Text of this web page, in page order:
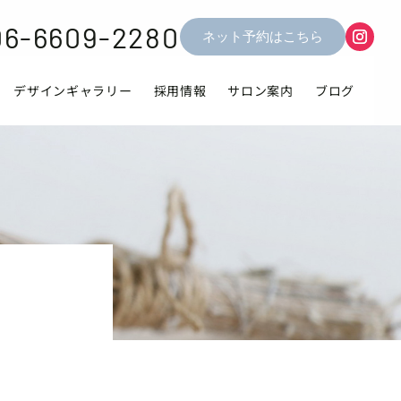
6609-2280 ネット予約はこちら
デザインギャラリー 採用情報 サロン案内 ブログ